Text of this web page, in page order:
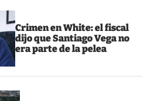
Crimen en White: el fiscal
dijo que Santiago Vega no
era parte de la pelea